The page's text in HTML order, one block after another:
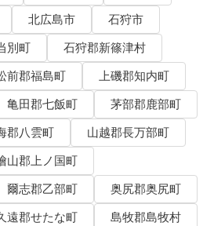
北広島市
石狩市
別町
石狩郡新篠津村
前郡福島町
上磯郡知内町
亀田郡七飯町
茅部郡鹿部町
郡八雲町
山越郡長万部町
山郡上ノ国町
爾志郡乙部町
奥尻郡奥尻町
遠郡せたな町
島牧郡島牧村